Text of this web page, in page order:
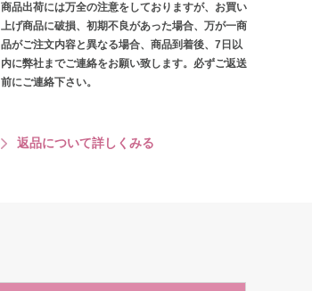
商品出荷には万全の注意をしておりますが、お買い
上げ商品に破損、初期不良があった場合、万が一商
品がご注文内容と異なる場合、商品到着後、7日以
内に弊社までご連絡をお願い致します。必ずご返送
前にご連絡下さい。
返品について詳しくみる